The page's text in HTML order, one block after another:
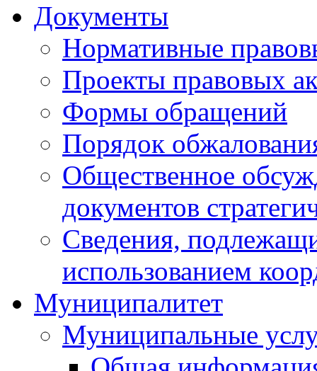
Документы
Нормативные
Проекты правовых
Формы обращений
Порядок
Общественное
документов
Сведения,
использованием
Муниципалитет
Муниципальные